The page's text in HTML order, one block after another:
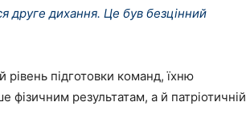
друге дихання. Це був безцінний
рівень підготовки команд, їхню
фізичним результатам, а й патріотичній